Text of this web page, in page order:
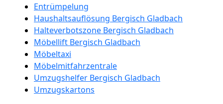
Entrümpelung
Haushaltsauflösung Bergisch Gladbach
Halteverbotszone Bergisch Gladbach
Möbellift Bergisch Gladbach
Möbeltaxi
Möbelmitfahrzentrale
Umzugshelfer Bergisch Gladbach
Umzugskartons